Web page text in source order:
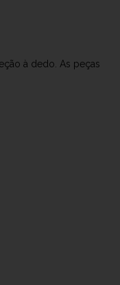
à dedo. As peças